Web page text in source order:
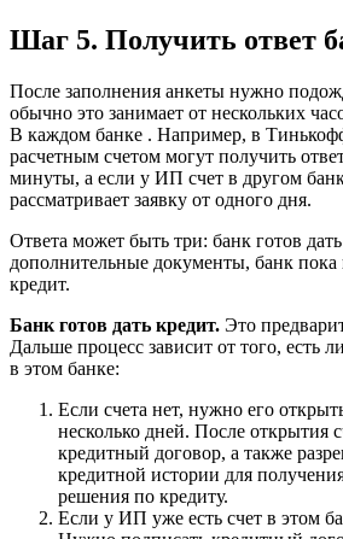
Шаг 5. Получить ответ
После заполнения анкеты нужно
обычно это занимает от нескольких
В каждом банке . Например, в
расчетным счетом могут получить
минуты, а если у ИП счет в другом
рассматривает заявку от одного дня.
Ответа может быть три: банк готов
дополнительные документы, банк пока
кредит.
Банк готов дать кредит. Это
Дальше процесс зависит от того, есть
в этом банке:
Если счета нет, нужно его
несколько дней. После открытия
кредитный договор, а также
кредитной истории для
решения по кредиту.
Если у ИП уже есть счет в этом